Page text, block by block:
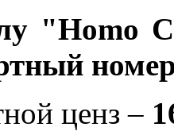
"Homo
ценз –